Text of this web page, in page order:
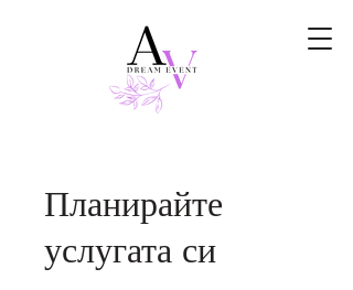
Планирайте
услугата си